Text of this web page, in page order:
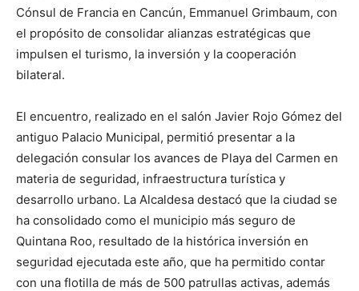
Cónsul de Francia en Cancún, Emmanuel Grimbaum, con
el propósito de consolidar alianzas estratégicas que
impulsen el turismo, la inversión y la cooperación
bilateral.
El encuentro, realizado en el salón Javier Rojo Gómez del
antiguo Palacio Municipal, permitió presentar a la
delegación consular los avances de Playa del Carmen en
materia de seguridad, infraestructura turística y
desarrollo urbano. La Alcaldesa destacó que la ciudad se
ha consolidado como el municipio más seguro de
Quintana Roo, resultado de la histórica inversión en
seguridad ejecutada este año, que ha permitido contar
con una flotilla de más de 500 patrullas activas, además